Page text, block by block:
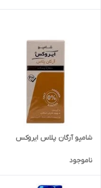
شامپو آرگان پلاس ایروکس
ناموجود